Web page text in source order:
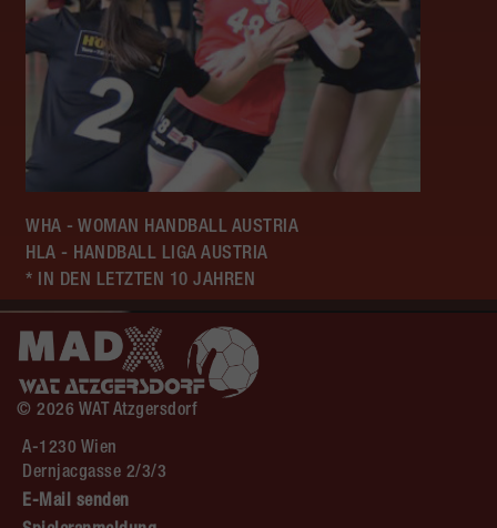
WHA - WOMAN HANDBALL AUSTRIA
HLA - HANDBALL LIGA AUSTRIA
* IN DEN LETZTEN 10 JAHREN
© 2026 WAT Atzgersdorf
A-1230 Wien
Dernjacgasse 2/3/3
E-Mail senden